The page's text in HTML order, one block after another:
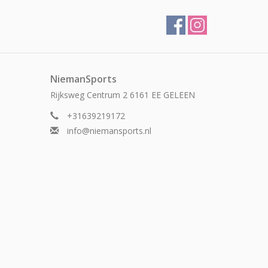
NiemanSports
Rijksweg Centrum 2 6161 EE GELEEN
+31639219172
info@niemansports.nl